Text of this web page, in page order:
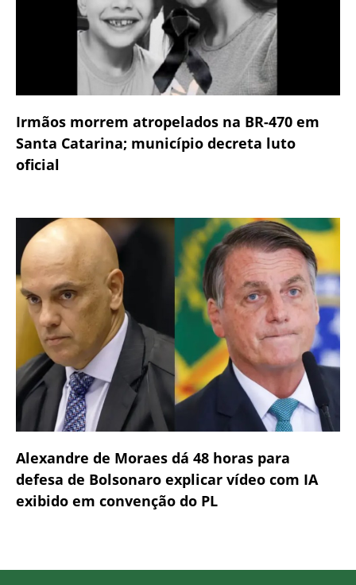
Irmãos morrem atropelados na BR-470 em
Santa Catarina; município decreta luto
oficial
Alexandre de Moraes dá 48 horas para
defesa de Bolsonaro explicar vídeo com IA
exibido em convenção do PL